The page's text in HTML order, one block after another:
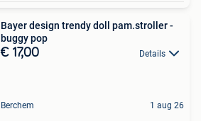
Bayer design trendy doll pam.stroller -
buggy pop
€ 17,00 Details
Berchem 1 aug 26